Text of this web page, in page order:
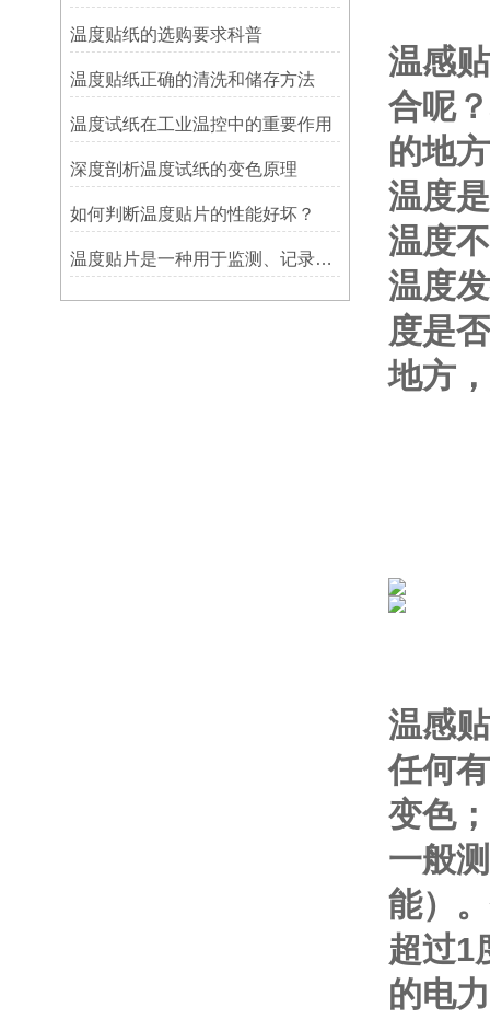
温度贴纸的选购要求科普
温度贴纸正确的清洗和储存方法
温度试纸在工业温控中的重要作用
深度剖析温度试纸的变色原理
如何判断温度贴片的性能好坏？
温度贴片是一种用于监测、记录或指示温度变化的工具
温感
合呢
的地
温度
温度
温度
度是
地方
温感
任何
变色
一般
能）
超过1
的电